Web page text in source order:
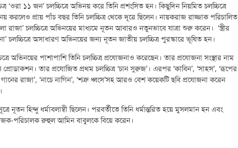
‘ওরা ১১ জন’ চলচ্চিত্রে অভিনয় করে তিনি প্রশংসিত হন। কিছুদিন নিয়মিত চলচ্চিত্রে
করলেও প্রায় পাঁচ বছর তিনি চলচ্চিত্র থেকে দূরে ছিলেন। নায়করাজ রাজ্জাক পরিচালিত
রাজা’ চলচ্চিত্রে অভিনয়ের মাধ্যমে নূতন আবারও নতুনভাবে যাত্রা শুরু করেন। ‘স্ত্রীর
চলচ্চিত্রে অসাধারণ অভিনয়ের জন্য নূতন জাতীয় চলচ্চিত্র পুরস্কারে ভূষিত হন।
অভিনয়ের পাশাপাশি তিনি চলচ্চিত্র প্রযোজনাও করেছেন। তার প্রযোজনা সংস্থার নাম
প্রোডাকশন। তার প্রযোজিত প্রথম চলচ্চিত্র ‘চান সুরুজ’। এরপর ‘কাবিন’, ‘সাহস’, ‘রূপের
গানের রাজা’, ‘নাচে নাগিন’, ‘শত্রু ধ্বংস’সহ আরও বেশ কয়েকটি ছবি প্রযোজনা করেন
নূতন হিন্দু ধর্মাবলাম্বী ছিলেন। পরবর্তীতে তিনি ধর্মান্তরিত হয়ে মুসলমান হন এবং
পরিচালক রুহুল আমিন বাবুলকে বিয়ে করেন।